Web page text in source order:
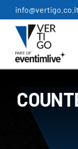
Salta
al
contenuto
info@vertigo.co.it